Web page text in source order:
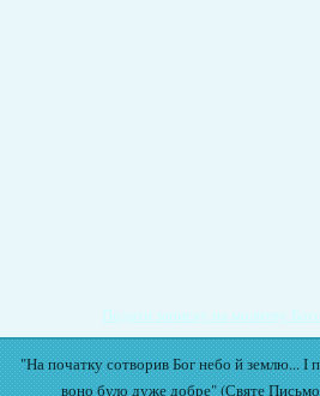
Подати записку на молитву
"На початку сотворив Бог небо й землю... І
воно було дуже добре" (Святе